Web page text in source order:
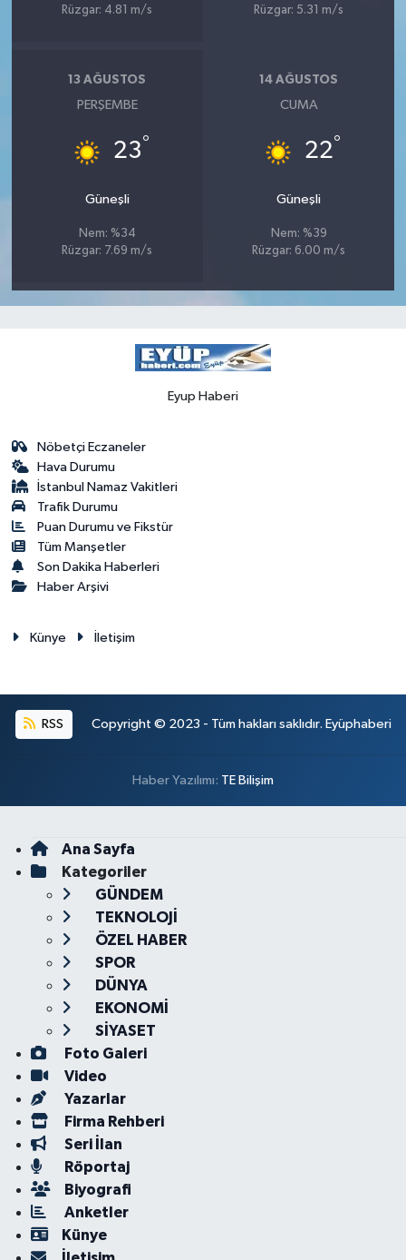
Rüzgar: 4.81 m/s
Rüzgar: 5.31 m/s
13 AĞUSTOS
PERŞEMBE
23°
Güneşli
Nem: %34
Rüzgar: 7.69 m/s
14 AĞUSTOS
CUMA
22°
Güneşli
Nem: %39
Rüzgar: 6.00 m/s
Eyup Haberi
Nöbetçi Eczaneler
Hava Durumu
İstanbul Namaz Vakitleri
Trafik Durumu
Puan Durumu ve Fikstür
Tüm Manşetler
Son Dakika Haberleri
Haber Arşivi
Künye İletişim
RSS Copyright © 2023 - Tüm hakları saklıdır. Eyüphaberi
Haber Yazılımı: TE Bilişim
Ana Sayfa
Kategoriler
GÜNDEM
TEKNOLOJİ
ÖZEL HABER
SPOR
DÜNYA
EKONOMİ
SİYASET
Foto Galeri
Video
Yazarlar
Firma Rehberi
Seri İlan
Röportaj
Biyografi
Anketler
Künye